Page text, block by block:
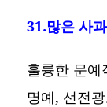
31.많은 사
훌륭한 문예
명예, 선전